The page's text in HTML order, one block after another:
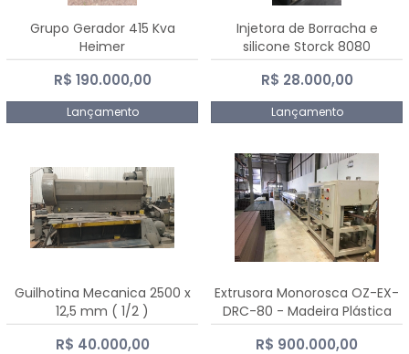
Grupo Gerador 415 Kva
Heimer
R$ 190.000,00
Lançamento
Injetora de Borracha e
silicone Storck 8080
R$ 28.000,00
Lançamento
Guilhotina Mecanica 2500 x
12,5 mm ( 1/2 )
R$ 40.000,00
Extrusora Monorosca OZ-EX-
DRC-80 - Madeira Plástica
R$ 900.000,00